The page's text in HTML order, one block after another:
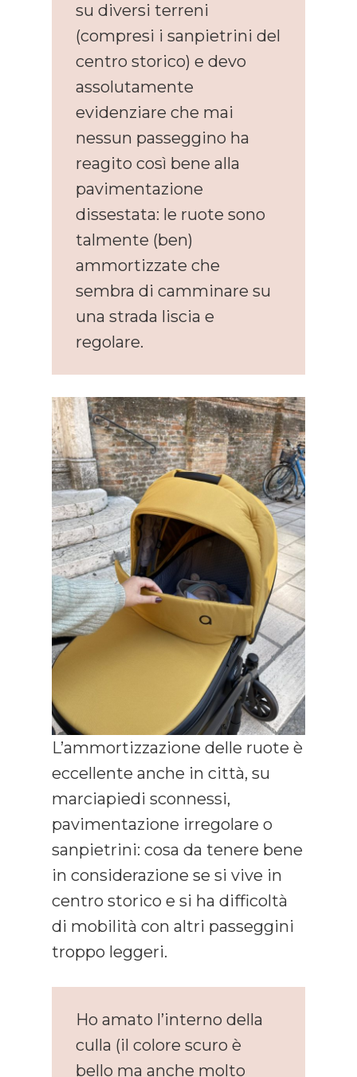
su diversi terreni
(compresi i sanpietrini del
centro storico) e devo
assolutamente
evidenziare che mai
nessun passeggino ha
reagito così bene alla
pavimentazione
dissestata: le ruote sono
talmente (ben)
ammortizzate che
sembra di camminare su
una strada liscia e
regolare.
L’ammortizzazione delle ruote è
eccellente anche in città, su
marciapiedi sconnessi,
pavimentazione irregolare o
sanpietrini: cosa da tenere bene
in considerazione se si vive in
centro storico e si ha difficoltà
di mobilità con altri passeggini
troppo leggeri.
Ho amato l’interno della
culla (il colore scuro è
bello ma anche molto